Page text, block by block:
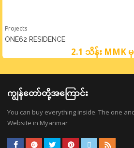
Projects
ONE62 RESIDENCE
2.1 သိန်း MMK
ကျွန်တော်တို့အကြောင်း
You can buy everything inside. The one
Website in Myanmar